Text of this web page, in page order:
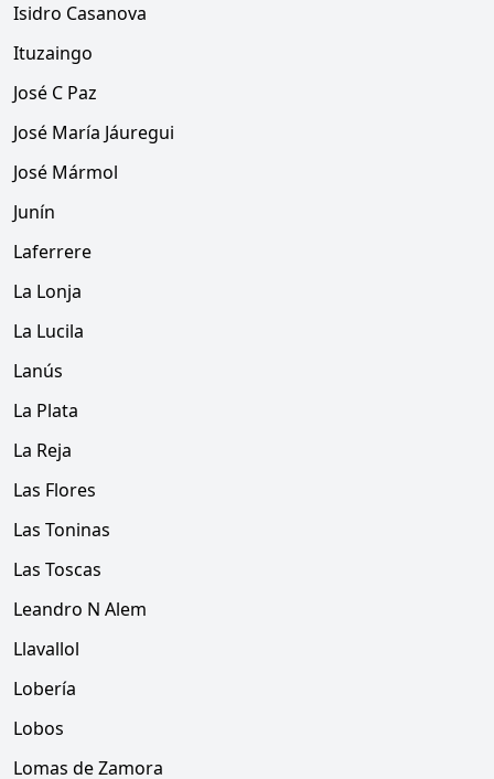
Isidro Casanova
Ituzaingo
José C Paz
José María Jáuregui
José Mármol
Junín
Laferrere
La Lonja
La Lucila
Lanús
La Plata
La Reja
Las Flores
Las Toninas
Las Toscas
Leandro N Alem
Llavallol
Lobería
Lobos
Lomas de Zamora